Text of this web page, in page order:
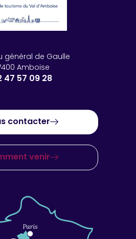
général de Gaulle
Amboise
47 57 09 28
contacter
venir